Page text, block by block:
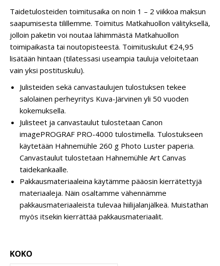
Taidetulosteiden toimitusaika on noin 1 – 2 viikkoa maksun
saapumisesta tilillemme. Toimitus Matkahuollon välityksellä,
jolloin paketin voi noutaa lähimmästä Matkahuollon
toimipaikasta tai noutopisteestä. Toimituskulut €24,95
lisätään hintaan (tilatessasi useampia tauluja veloitetaan
vain yksi postituskulu).
Julisteiden sekä canvastaulujen tulostuksen tekee
salolainen perheyritys Kuva-Järvinen yli 50 vuoden
kokemuksella.
Julisteet ja canvastaulut tulostetaan Canon
imagePROGRAF PRO-4000 tulostimella. Tulostukseen
käytetään Hahnemühle 260 g Photo Luster paperia.
Canvastaulut tulostetaan Hahnemühle Art Canvas
taidekankaalle.
Pakkausmateriaaleina käytämme pääosin kierrätettyjä
materiaaleja. Näin osaltamme vähennämme
pakkausmateriaaleista tulevaa hiilijalanjälkeä. Muistathan
myös itsekin kierrättää pakkausmateriaalit.
KOKO